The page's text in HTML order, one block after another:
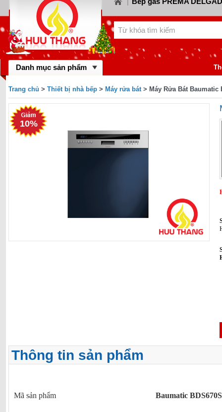
LORCA | Bếp gas CANZY |
KIWA | Bếp gas FABER
BINOVA Bếp gas MASTER
Bếp gas
BLUESTAR | Bếp gas
Danh mục sản phẩm
Trang chủ > Thiết bị nhà bếp > Máy rửa bát> Máy Rửa Bát Baumatic
10%
Thông tin sản phẩm
Mã sản phẩm Baumatic